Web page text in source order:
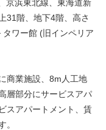
京浜東北線、東海道新
31階、地下4階、高さ
ワー館 (旧インペリア
商業施設、8m人工地
層部分にサービスアパ
スアパートメント、賃
。